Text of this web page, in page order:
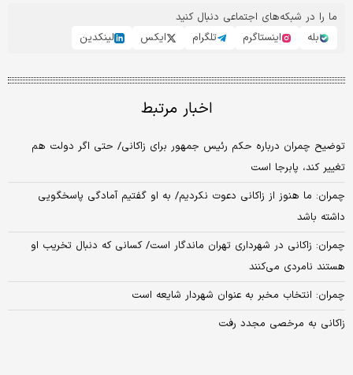
ما را در شبکه‌های اجتماعی دنبال کنید
بله
اینستاگرم تلگرام ایکس لینکدین
اخبار مرتبط
توضیح چمران درباره حکم رئیس جمهور برای زاکانی/ حتی اگر دولت هم
تغییر کند، پابرجا است
چمران: ما هنوز از زاکانی دعوت نکردیم/ به او گفتیم آمادگی پاسخگویی
داشته باشد
چمران: زاکانی در شهرداری تهران ماندگار است/ کسانی که دنبال تخریب او
هستند نامردی می‌کنند
چمران: انتخاب مخبر به عنوان شهردار شایعه است
زاکانی به مرخصی مجدد رفت